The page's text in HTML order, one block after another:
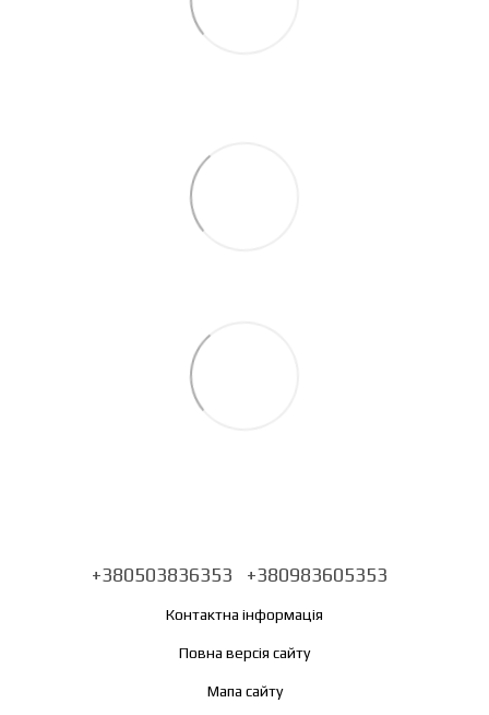
+380503836353 +380983605353
Контактна інформація
Повна версія сайту
Мапа сайту